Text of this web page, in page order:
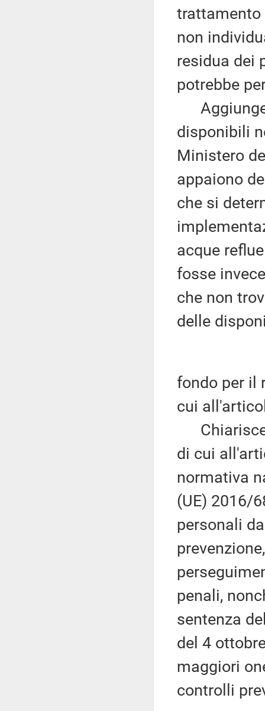
trattamento
non
residua dei
potrebbe
disponibili
Ministero
appaiono
che si
acque
fosse
che non
delle
fondo per il
cui
Chiarisce,
di cui
normativa
(UE) 2016/
personali
penali,
sentenza
del 4
maggiori
controlli